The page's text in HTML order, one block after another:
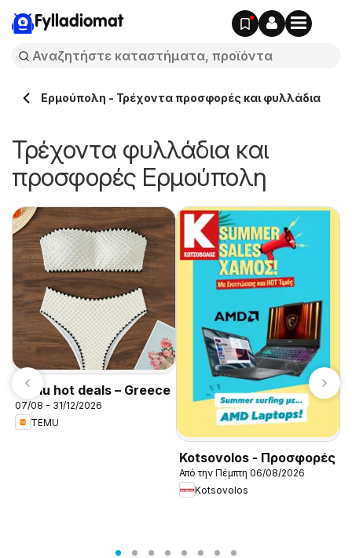
Fylladiomat
Ερμούπολη - Τρέχοντα προσφορές και φυλλάδια
Τρέχοντα φυλλάδια και
προσφορές Ερμούπολη
Temu hot deals – Greece
07/08 - 31/12/2026
TEMU
Kotsovolos - Προσφορές
Από την Πέμπτη 06/08/2026
Kotsovolos